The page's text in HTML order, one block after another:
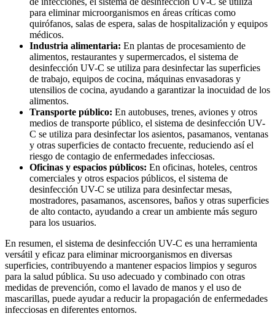
para eliminar microorganismos en áreas críticas como
quirófanos, salas de espera, salas de hospitalización y equipos
médicos.
Industria alimentaria: En plantas de procesamiento de
alimentos, restaurantes y supermercados, el sistema de
desinfección UV-C se utiliza para desinfectar las superficies
de trabajo, equipos de cocina, máquinas envasadoras y
utensilios de cocina, ayudando a garantizar la inocuidad de los
alimentos.
Transporte público: En autobuses, trenes, aviones y otros
medios de transporte público, el sistema de desinfección UV-
C se utiliza para desinfectar los asientos, pasamanos, ventanas
y otras superficies de contacto frecuente, reduciendo así el
riesgo de contagio de enfermedades infecciosas.
Oficinas y espacios públicos: En oficinas, hoteles, centros
comerciales y otros espacios públicos, el sistema de
desinfección UV-C se utiliza para desinfectar mesas,
mostradores, pasamanos, ascensores, baños y otras superficies
de alto contacto, ayudando a crear un ambiente más seguro
para los usuarios.
En resumen, el sistema de desinfección UV-C es una herramienta
versátil y eficaz para eliminar microorganismos en diversas
superficies, contribuyendo a mantener espacios limpios y seguros
para la salud pública. Su uso adecuado y combinado con otras
medidas de prevención, como el lavado de manos y el uso de
mascarillas, puede ayudar a reducir la propagación de enfermedades
infecciosas en diferentes entornos.